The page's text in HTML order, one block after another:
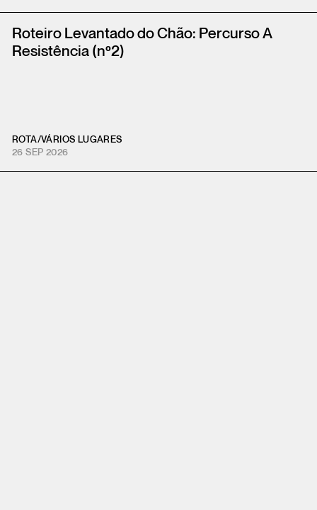
Roteiro Levantado do Chão: Percurso A
Resistência (nº2)
ROTA/VÁRIOS LUGARES
26 SEP 2026